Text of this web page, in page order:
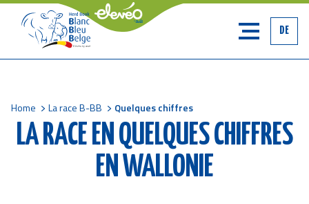
DE
Breadcrumb
Home La race B-BB Quelques chiffres
LA RACE EN QUELQUES CHIFFRES
EN WALLONIE